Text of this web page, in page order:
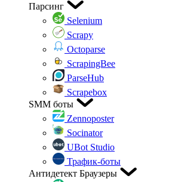
Парсинг
Selenium
Scrapy
Octoparse
ScrapingBee
ParseHub
Scrapebox
SMM боты
Zennoposter
Socinator
UBot Studio
Трафик-боты
Антидетект Браузеры